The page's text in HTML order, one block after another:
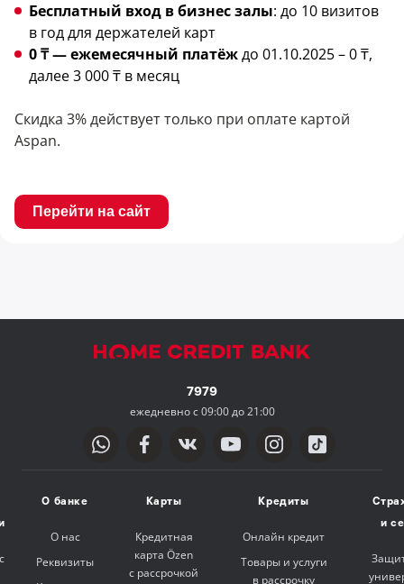
Бесплатный вход в бизнес залы: до 10 визитов
в год для держателей карт
0 ₸ — ежемесячный платёждо 01.10.2025 – 0 ₸,
далее 3 000 ₸ в месяц
Скидка 3% действует только при оплате картой
Aspan.
Перейти на сайт
7979
ежедневно с 09:00 до 21:00
О банке
О нас
Реквизиты
Карты
Кредитная
карта Özen
с рассрочкой
Кредиты
Онлайн кредит
Товары и услуги
в рассрочку
и